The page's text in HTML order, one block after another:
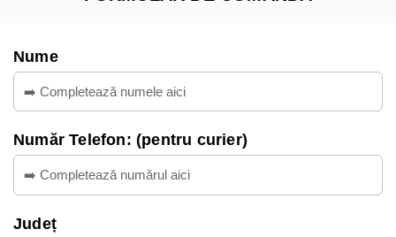
Nume
Număr Telefon: (pentru curier)
Județ